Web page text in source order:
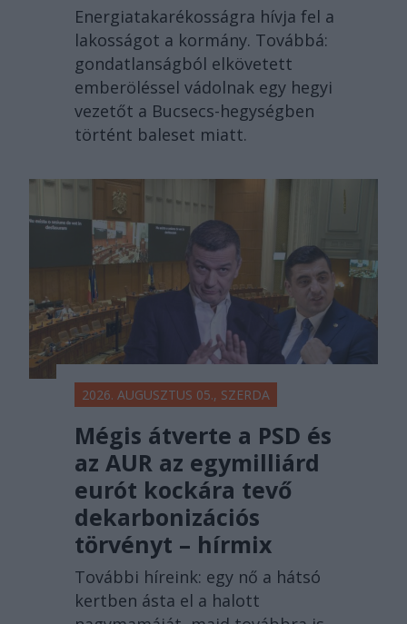
Energiatakarékosságra hívja fel a
lakosságot a kormány. Továbbá:
gondatlanságból elkövetett
emberöléssel vádolnak egy hegyi
vezetőt a Bucsecs-hegységben
történt baleset miatt.
2026. AUGUSZTUS 05., SZERDA
Mégis átverte a PSD és
az AUR az egymilliárd
eurót kockára tevő
dekarbonizációs
törvényt – hírmix
További híreink: egy nő a hátsó
kertben ásta el a halott